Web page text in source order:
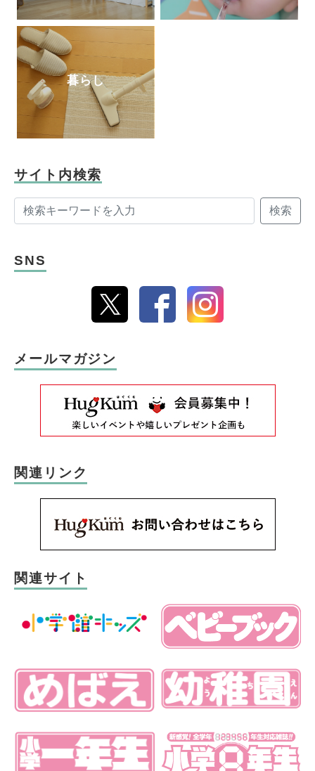
暮らし
サイト内検索
検索
SNS
メールマガジン
関連リンク
関連サイト